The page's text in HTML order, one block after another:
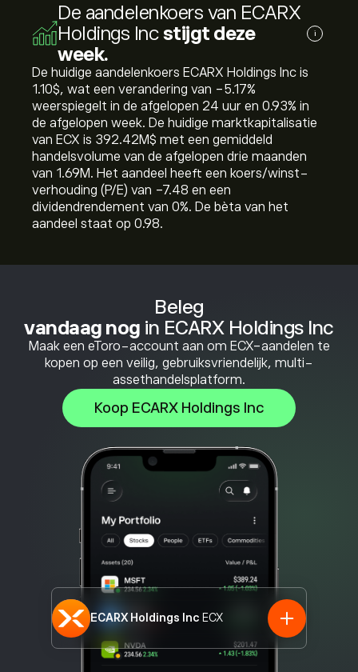
Beleg
vandaag nog in ECARX Holdings Inc
Maak een eToro-account aan om ECX-aandelen te
kopen op een veilig, gebruiksvriendelijk, multi-
assethandelsplatform.
Koop ECARX Holdings Inc
ECARX Holdings Inc ECX
De aandelenkoers van ECARX
Holdings Incstijgt deze
week.
i
De huidige aandelenkoers ECARX Holdings Inc is
1.10‎$‎, wat een verandering van ‎-5.17‎%
weerspiegelt in de afgelopen 24 uur en ‎0.93‎% in
de afgelopen week. De huidige marktkapitalisatie
van ECX is 392.42M‎$‎ met een gemiddeld
handelsvolume van de afgelopen drie maanden
van 1.69M. Het aandeel heeft een koers/winst-
verhouding (P/E) van -7.48 en een
dividendrendement van 0%. De bèta van het
aandeel staat op 0.98.